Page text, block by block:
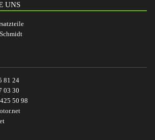
UNS
81 24
03 30
50 98